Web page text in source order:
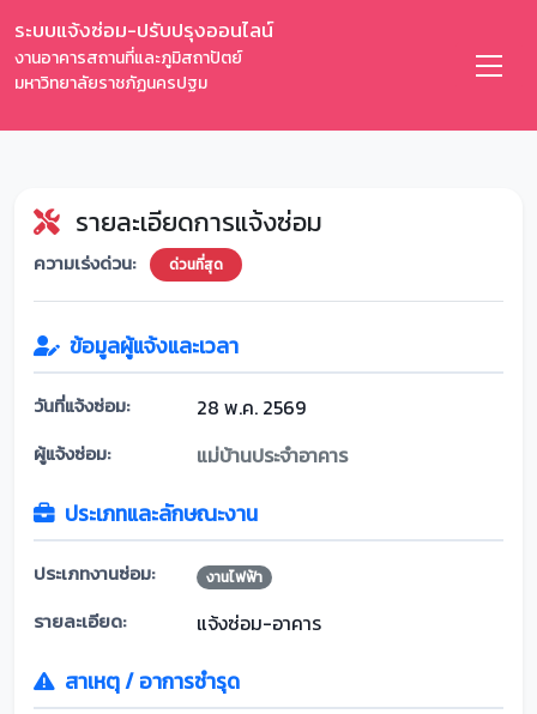
ระบบแจ้งซ่อม-ปรับปรุงออนไลน์
งานอาคารสถานที่และภูมิสถาปัตย์
มหาวิทยาลัยราชภัฏนครปฐม
รายละเอียดการแจ้งซ่อม
ความเร่งด่วน: ด่วนที่สุด
ข้อมูลผู้แจ้งและเวลา
วันที่แจ้งซ่อม: 28 พ.ค. 2569
ผู้แจ้งซ่อม: แม่บ้านประจำอาคาร
ประเภทและลักษณะงาน
ประเภทงานซ่อม: งานไฟฟ้า
รายละเอียด: แจ้งซ่อม-อาคาร
สาเหตุ / อาการชำรุด